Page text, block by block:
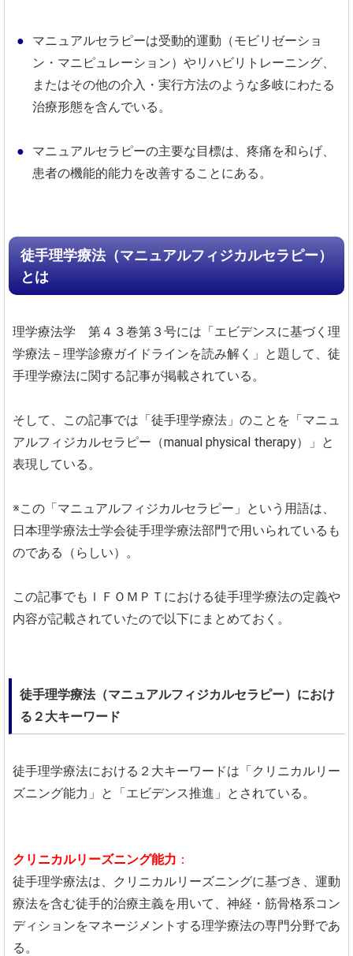
マニュアルセラピーは受動的運動（モビリゼーショ
ン・マニピュレーション）やリハビリトレーニング、
またはその他の介入・実行方法のような多岐にわたる
治療形態を含んでいる。
マニュアルセラピーの主要な目標は、疼痛を和らげ、
患者の機能的能力を改善することにある。
徒手理学療法（マニュアルフィジカルセラピー）
とは
理学療法学 第４３巻第３号には「エビデンスに基づく理
学療法－理学診療ガイドラインを読み解く」と題して、徒
手理学療法に関する記事が掲載されている。
そして、この記事では「徒手理学療法」のことを「マニュ
アルフィジカルセラピー（manual physical therapy）」と
表現している。
※この「マニュアルフィジカルセラピー」という用語は、
日本理学療法士学会徒手理学療法部門で用いられているも
のである（らしい）。
この記事でもＩＦＯＭＰＴにおける徒手理学療法の定義や
内容が記載されていたので以下にまとめておく。
徒手理学療法（マニュアルフィジカルセラピー）におけ
る２大キーワード
徒手理学療法における２大キーワードは「クリニカルリー
ズニング能力」と「エビデンス推進」とされている。
クリニカルリーズニング能力 ：
徒手理学療法は、クリニカルリーズニングに基づき、運動
療法を含む徒手的治療主義を用いて、神経・筋骨格系コン
ディションをマネージメントする理学療法の専門分野であ
る。